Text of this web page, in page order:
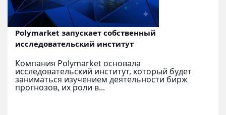
Polymarket запускает собственный
исследовательский институт
Компания Polymarket основала
исследовательский институт, который будет
заниматься изучением деятельности бирж
прогнозов, их роли в...